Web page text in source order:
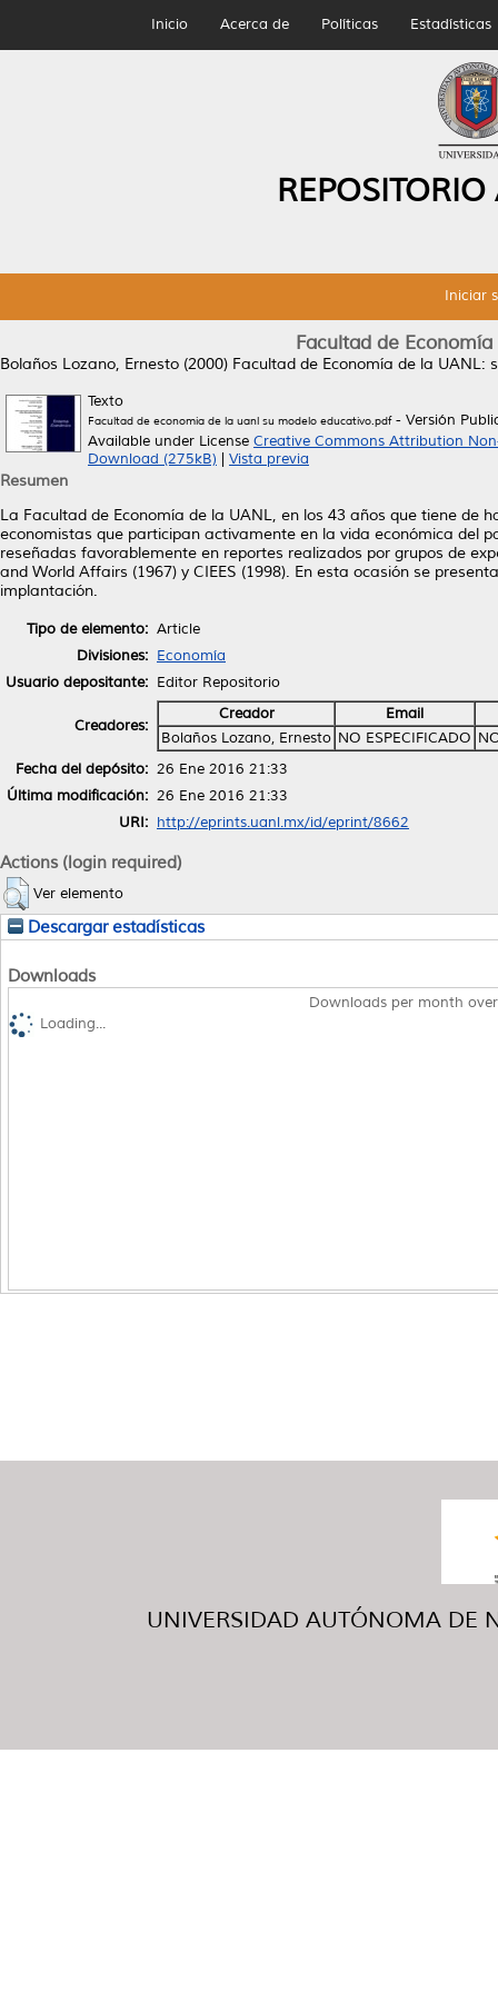
Inicio Acerca de Políticas Estadísticas
Iniciar
Facultad de
Bolaños Lozano, Ernesto (2000) Facultad de Economía de la UANL:
Texto
Facultad de economia de la uanl su modelo educativo.pdf- Versión
Available under License Creative Commons Attribution
Download (275kB)
Vista previa
Resumen
La Facultad de Economía de la UANL, en los 43 años que tiene
economistas que participan activamente en la vida económica del
reseñadas favorablemente en reportes realizados por grupos de
and World Affairs (1967) y CIEES (1998). En esta ocasión se
implantación.
Tipo de elemento: Article
Divisiones: Economía
Usuario depositante: Editor Repositorio
Creadores:
Creador
Email
Bolaños Lozano, Ernesto NO ESPECIFICADO
Fecha del depósito: 26 Ene 2016 21:33
Última modificación: 26 Ene 2016 21:33
URI: http://eprints.uanl.mx/id/eprint/8662
Actions (login required)
Ver elemento
Descargar estadísticas
Downloads
Downloads per month
Loading...
UNIVERSIDAD AUTÓNOMA DE